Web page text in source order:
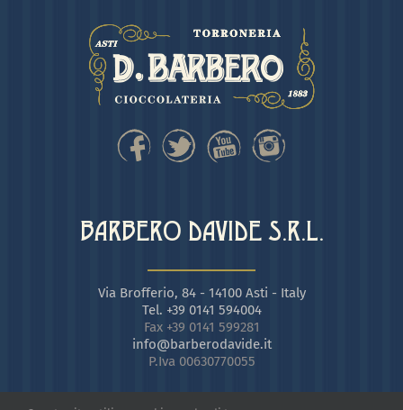
BARBERO DAVIDE S.R.L.
Via Brofferio, 84 - 14100 Asti - Italy
Tel. +39 0141 594004
Fax +39 0141 599281
info@barberodavide.it
P.Iva 00630770055